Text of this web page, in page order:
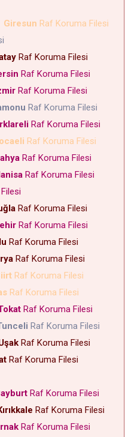
Giresun Raf Koruma Filesi
Raf Koruma Filesi
Raf Koruma Filesi
Raf Koruma Filesi
Raf Koruma Filesi
Raf Koruma Filesi
Raf Koruma Filesi
Raf Koruma Filesi
Raf Koruma Filesi
Raf Koruma Filesi
Raf Koruma Filesi
Raf Koruma Filesi
Raf Koruma Filesi
Raf Koruma Filesi
Raf Koruma Filesi
Raf Koruma Filesi
Raf Koruma Filesi
Raf Koruma Filesi
Raf Koruma Filesi
Raf Koruma Filesi
Raf Koruma Filesi
Raf Koruma Filesi